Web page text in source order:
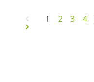
1 2 3 4